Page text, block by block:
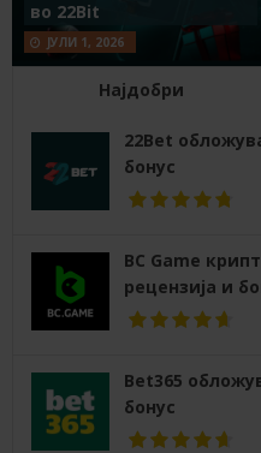
во 22Bit
ЈУЛИ 1, 2026
Најдобри
22Bet
бонус
BC Game
рецензија и
Bet365
бонус